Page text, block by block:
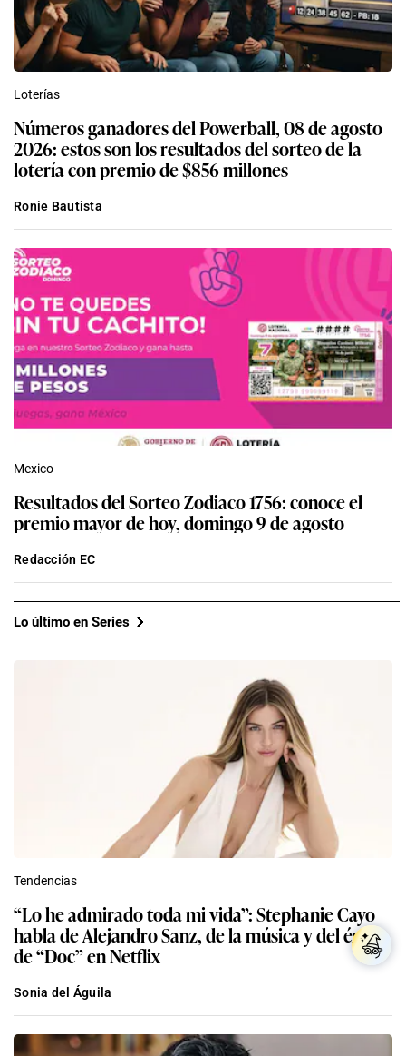
Loterías
Números ganadores del Powerball, 08 de agosto
2026: estos son los resultados del sorteo de la
lotería con premio de $856 millones
Ronie Bautista
Mexico
Resultados del Sorteo Zodiaco 1756: conoce el
premio mayor de hoy, domingo 9 de agosto
Redacción EC
Lo último en Series
Tendencias
“Lo he admirado toda mi vida”: Stephanie Cayo
habla de Alejandro Sanz, de la música y del éxito
de “Doc” en Netflix
Sonia del Águila